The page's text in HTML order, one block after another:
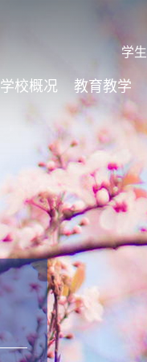
学生
学校概况 教育教学